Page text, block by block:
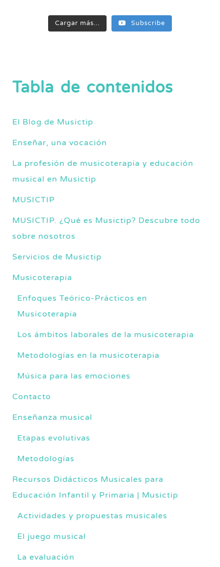
Cargar más... Subscribe
Tabla de contenidos
El Blog de Musictip
Enseñar, una vocación
La profesión de musicoterapia y educación
musical en Musictip
MUSICTIP
MUSICTIP. ¿Qué es Musictip? Descubre todo
sobre nosotros
Servicios de Musictip
Musicoterapia
Enfoques Teórico-Prácticos en
Musicoterapia
Los ámbitos laborales de la musicoterapia
Metodologías en la musicoterapia
Música para las emociones
Contacto
Enseñanza musical
Etapas evolutivas
Metodologías
Recursos Didácticos Musicales para
Educación Infantil y Primaria | Musictip
Actividades y propuestas musicales
El juego musical
La evaluación